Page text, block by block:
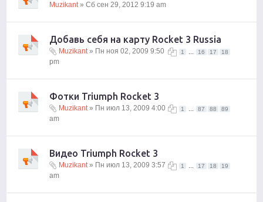
Muzikant» Сб сен 29, 2012 9:19 am
Добавь себя на карту Rocket 3 Russia
1 16 17 18
Muzikant» Пн ноя 02, 2009 9:50
pm
Фотки Triumph Rocket 3
1 87 88 89
Muzikant» Пн июл 13, 2009 4:00
am
Видео Triumph Rocket 3
1 17 18 19
Muzikant» Пн июл 13, 2009 3:57
am